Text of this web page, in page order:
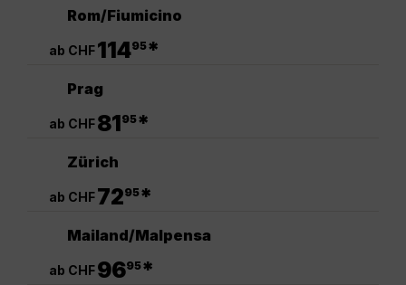
Rom/Fiumicino
ab CHF11495*
Prag
ab CHF8195*
Zürich
ab CHF7295*
Mailand/Malpensa
ab CHF9695*